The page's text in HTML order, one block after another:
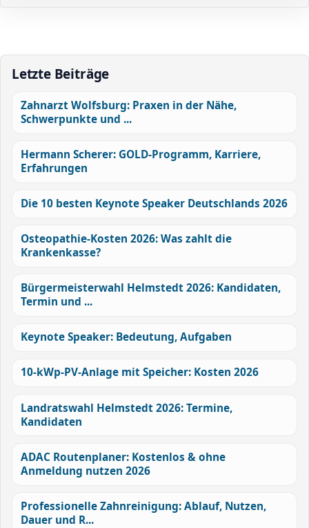
Letzte Beiträge
Zahnarzt Wolfsburg: Praxen in der Nähe,
Schwerpunkte und ...
Hermann Scherer: GOLD-Programm, Karriere,
Erfahrungen
Die 10 besten Keynote Speaker Deutschlands 2026
Osteopathie-Kosten 2026: Was zahlt die
Krankenkasse?
Bürgermeisterwahl Helmstedt 2026: Kandidaten,
Termin und ...
Keynote Speaker: Bedeutung, Aufgaben
10-kWp-PV-Anlage mit Speicher: Kosten 2026
Landratswahl Helmstedt 2026: Termine,
Kandidaten
ADAC Routenplaner: Kostenlos & ohne
Anmeldung nutzen 2026
Professionelle Zahnreinigung: Ablauf, Nutzen,
Dauer und R...